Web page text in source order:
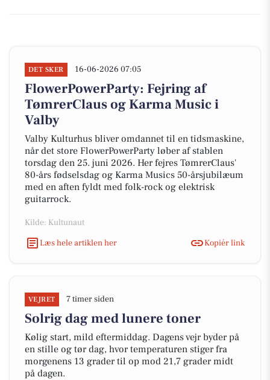
DET SKER 16-06-2026 07:05
FlowerPowerParty: Fejring af
TømrerClaus og Karma Music i
Valby
Valby Kulturhus bliver omdannet til en tidsmaskine,
når det store FlowerPowerParty løber af stablen
torsdag den 25. juni 2026. Her fejres TømrerClaus'
80-års fødselsdag og Karma Musics 50-årsjubilæum
med en aften fyldt med folk-rock og elektrisk
guitarrock.
Kilde: Kultunaut
Læs hele artiklen her
Kopiér link
VEJRET 7 timer siden
Solrig dag med lunere toner
Kølig start, mild eftermiddag. Dagens vejr byder på
en stille og tør dag, hvor temperaturen stiger fra
morgenens 13 grader til op mod 21,7 grader midt
på dagen.